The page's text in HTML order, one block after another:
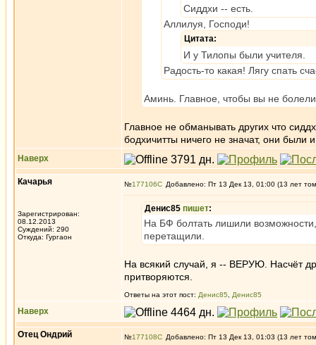
Сиддхи -- есть.
Аллилуя, Господи!
Цитата:
И у Тилопы были учителя.
Радость-то какая! Лягу спать
Аминь. Главное, чтобы вы не
Главное не обманывать других что
бодхичитты ничего не значат, они были
Наверх
Качарья
Зарегистрирован:
08.12.2013
Суждений: 290
Откуда: Гургаон
№177106 Добавлено: Пт 13 Дек 13, 01:00 (13 лет
Денис85 пишет:
На БФ болтать лишили
перетащили.
На всякий случай, я -- ВЕРУЮ. Насчёт
притворяются.
Ответы на этот пост: Денис85 Денис85
Наверх
Отец Ондрий №177108 Добавлено: Пт 13 Дек 13, 01:03 (13 лет